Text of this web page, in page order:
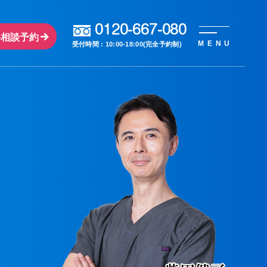
談予約
0120-667-080
受付時間 : 10:00-18:00(完全予約制) MENU